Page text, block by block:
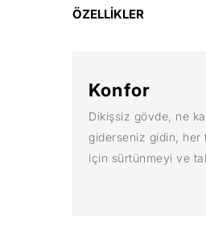
ÖZELLİKLER
Konfor
Dikişsiz gövde, ne
giderseniz gidin, her
için sürtünmeyi ve